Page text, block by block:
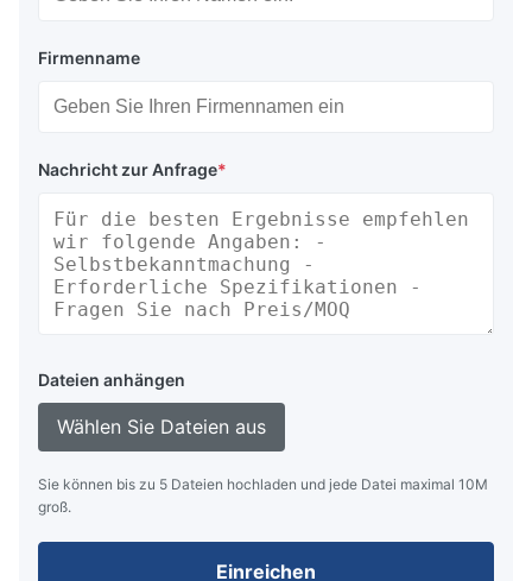
Firmenname
Nachricht zur Anfrage*
Dateien anhängen
Wählen Sie Dateien aus
Sie können bis zu 5 Dateien hochladen und jede Datei maximal 10M
groß.
Einreichen